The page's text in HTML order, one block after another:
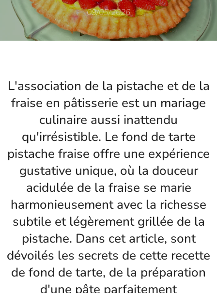
09/05/2026
L'association de la pistache et de la
fraise en pâtisserie est un mariage
culinaire aussi inattendu
qu'irrésistible. Le fond de tarte
pistache fraise offre une expérience
gustative unique, où la douceur
acidulée de la fraise se marie
harmonieusement avec la richesse
subtile et légèrement grillée de la
pistache. Dans cet article, sont
dévoilés les secrets de cette recette
de fond de tarte, de la préparation
d'une pâte parfaitement